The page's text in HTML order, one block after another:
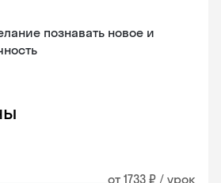
познавать новое и
от 1733 ₽ / урок